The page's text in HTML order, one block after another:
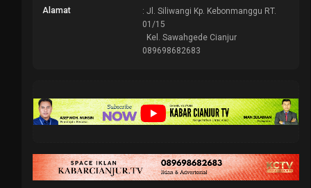
Alamat
: Jl. Siliwangi Kp. Kebonmanggu RT.
01/15
Kel. Sawahgede Cianjur
089698682683